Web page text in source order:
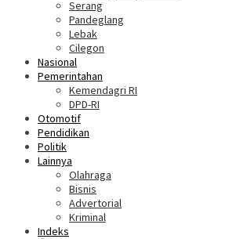
Serang
Pandeglang
Lebak
Cilegon
Nasional
Pemerintahan
Kemendagri RI
DPD-RI
Otomotif
Pendidikan
Politik
Lainnya
Olahraga
Bisnis
Advertorial
Kriminal
Indeks